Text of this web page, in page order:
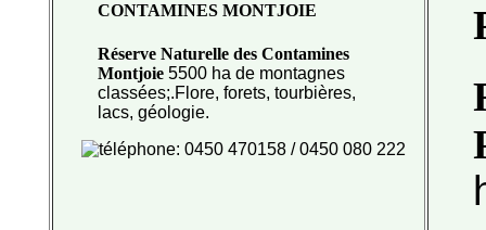
CONTAMINES MONTJOIE
Réserve Naturelle des Contamines
Montjoie 5500 ha de montagnes
classées;.Flore, forets, tourbières,
lacs, géologie.
: 0450 470158 / 0450 080 222